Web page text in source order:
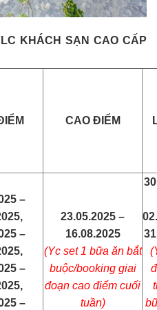
KHÁCH SẠN CAO CẤP
CAO ĐIỂM
–
–
–
–
23.05.2025 –
16.08.2025
(Yc set 1 bữa ăn bắt
buộc/booking giai
đoạn cao điểm cuối
tuần)